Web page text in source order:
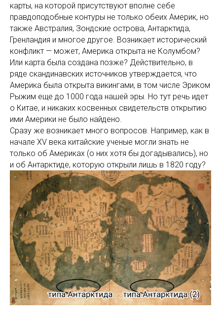
карты, на которой присутствуют вполне себе
правдоподобные контуры не только обеих Америк, но
также Австралия, Зондские острова, Антарктида,
Гренландия и многое другое. Возникает исторический
конфликт — может, Америка открыта не Колумбом?
Или карта была создана позже? Действительно, в
ряде скандинавских источников утверждается, что
Америка была открыта викингами, в том числе Эриком
Рыжим еще до 1000 года нашей эры. Но тут речь идет
о Китае, и никаких косвенных свидетельств открытию
ими Америки не было найдено.
Сразу же возникает много вопросов. Например, как в
начале XV века китайские ученые могли знать не
только об Америках (о них хотя бы догадывались), но
и об Антарктиде, которую открыли лишь в 1820 году?